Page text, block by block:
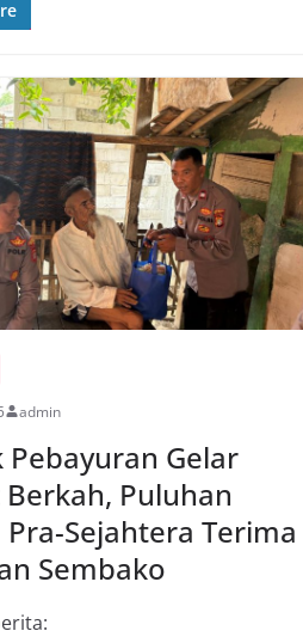
admin
Pebayuran Gelar
Berkah, Puluhan
Pra-Sejahtera Terima
Sembako